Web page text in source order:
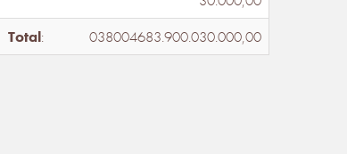
Total: 038004683.900.030.000,00